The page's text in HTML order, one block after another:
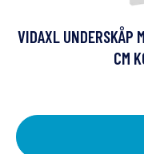
VIDAXL UNDERSKÅP
CM